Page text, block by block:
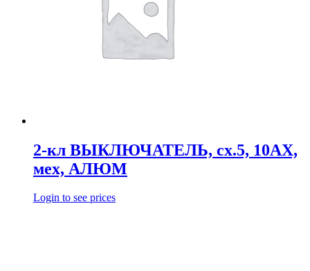
2-кл ВЫКЛЮЧАТЕЛЬ, сх.5, 10АХ,
мех, АЛЮМ
Login to see prices